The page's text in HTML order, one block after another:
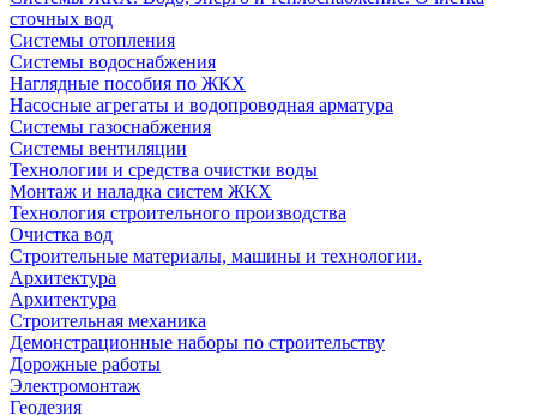
сточных вод
Системы отопления
Системы водоснабжения
Наглядные пособия по ЖКХ
Насосные агрегаты и водопроводная арматура
Системы газоснабжения
Системы вентиляции
Технологии и средства очистки воды
Монтаж и наладка систем ЖКХ
Технология строительного производства
Очистка вод
Строительные материалы, машины и технологии.
Архитектура
Архитектура
Cтроительная механика
Демонстрационные наборы по строительству
Дорожные работы
Электромонтаж
Геодезия